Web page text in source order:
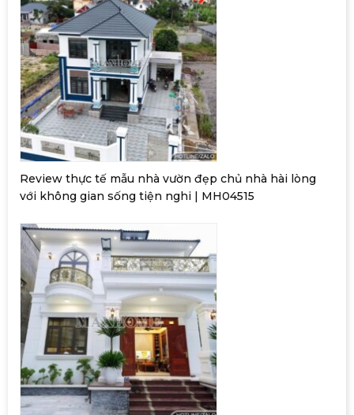
Review thực tế mẫu nhà vườn đẹp chủ nhà hài lòng
với không gian sống tiện nghi | MH04515